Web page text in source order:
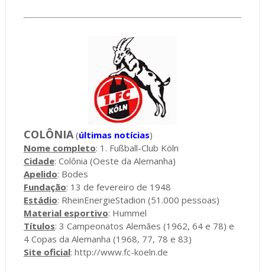
COLÔNIA(últimas notícias)
Nome completo: 1. Fußball-Club Köln
Cidade: Colônia (Oeste da Alemanha)
Apelido: Bodes
Fundação: 13 de fevereiro de 1948
Estádio: RheinEnergieStadion (51.000 pessoas)
Material esportivo: Hummel
Títulos: 3 Campeonatos Alemães (1962, 64 e 78) e
4 Copas da Alemanha (1968, 77, 78 e 83)
Site oficial: http://www.fc-koeln.de